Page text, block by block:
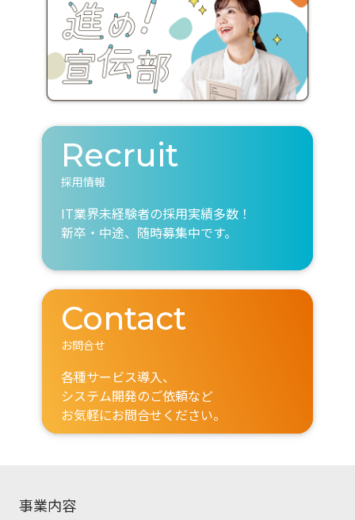
Recruit
採用情報
IT業界未経験者の採用実績多数！
新卒・中途、随時募集中です。
Contact
お問合せ
各種サービス導入、
システム開発のご依頼など
お気軽にお問合せください。
事業内容